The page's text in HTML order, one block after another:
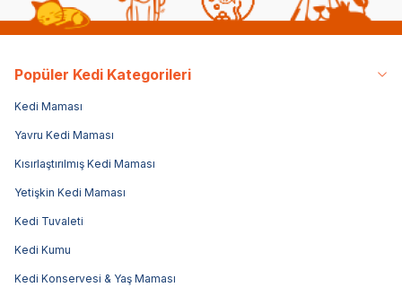
Popüler Kedi Kategorileri
Kedi Maması
Yavru Kedi Maması
Kısırlaştırılmış Kedi Maması
Yetişkin Kedi Maması
Kedi Tuvaleti
Kedi Kumu
Kedi Konservesi & Yaş Maması